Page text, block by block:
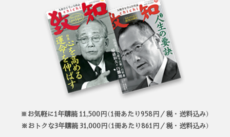
※お気軽に1年購読 11,500円（1冊あたり958円／税・送料込み）
※おトクな3年購読 31,000円（1冊あたり861円／税・送料込み）